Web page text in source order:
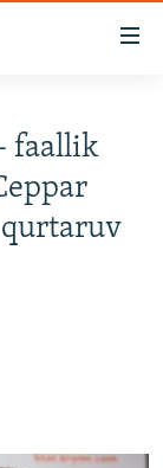
faallik
qurtaruv